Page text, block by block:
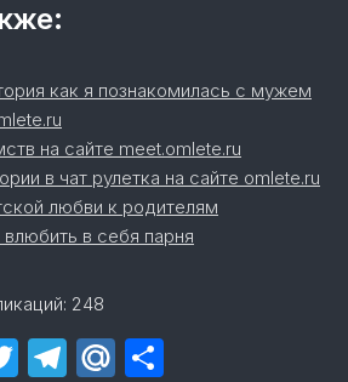
как я познакомилась с мужем
на сайте meet.omlete.ru
в чат рулетка на сайте omlete.ru
любви к родителям
влюбить в себя парня
248
Twitter
Telegram
Mail.Ru